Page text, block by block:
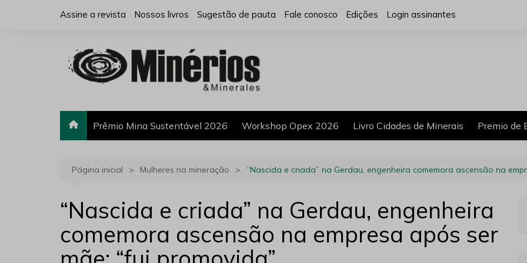
Assine a revista Nossos livros Sugestão de pauta Fale conosco Edições Login assinantes
Prêmio Mina Sustentável 2026 Workshop Opex 2026 Livro Cidades de Minerais Premio de
Página inicial Mulheres na mineração “Nascida e criada” na Gerdau, engenheira comemora ascensão na
“Nascida e criada” na Gerdau, engenheira
comemora ascensão na empresa após ser